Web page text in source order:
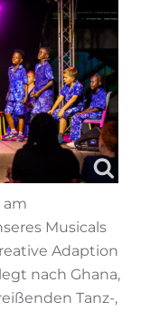
am
Musicals
Adaption
nach Ghana,
Tanz-,